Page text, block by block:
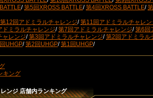
/第5回XROSS BATTLE/第4回XROSS BATTLE/
第12回アドミラルチャレンジ/第11回アドミラルチャレン
ドミラルチャレンジ/第7回アドミラルチャレンジ/第6回
ャレンジ/第3回アドミラルチャレンジ/第2回アドミラル
UHGP/第2回UHGP/第1回UHGP/
キング
レンジ店舗内ランキング